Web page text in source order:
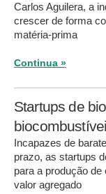
Carlos Aguilera, a
crescer de forma
matéria-prima
Continua »
Startups de
Incapazes de
prazo, as startups
para a produção
valor agregado